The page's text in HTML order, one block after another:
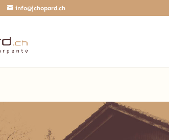
$http_response_header variable is
sites/beta.jchopard.ch/
info@jchopard.ch